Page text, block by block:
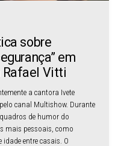
sobre
em
Rafael Vitti
a cantora Ivete
canal Multishow. Durante
de humor do
mais pessoais, como
entre casais. O